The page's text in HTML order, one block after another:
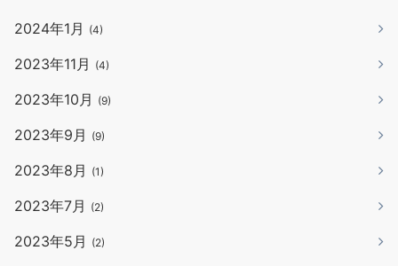
2024年1月 (4)
2023年11月 (4)
2023年10月 (9)
2023年9月 (9)
2023年8月 (1)
2023年7月 (2)
2023年5月 (2)